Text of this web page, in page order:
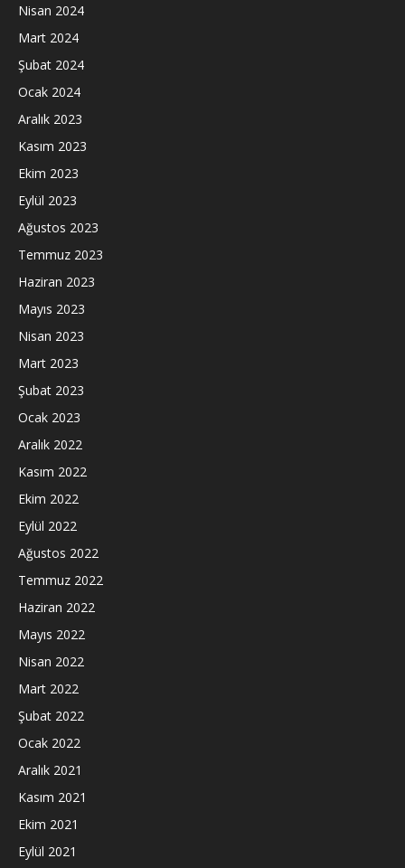
Nisan 2024
Mart 2024
Şubat 2024
Ocak 2024
Aralık 2023
Kasım 2023
Ekim 2023
Eylül 2023
Ağustos 2023
Temmuz 2023
Haziran 2023
Mayıs 2023
Nisan 2023
Mart 2023
Şubat 2023
Ocak 2023
Aralık 2022
Kasım 2022
Ekim 2022
Eylül 2022
Ağustos 2022
Temmuz 2022
Haziran 2022
Mayıs 2022
Nisan 2022
Mart 2022
Şubat 2022
Ocak 2022
Aralık 2021
Kasım 2021
Ekim 2021
Eylül 2021